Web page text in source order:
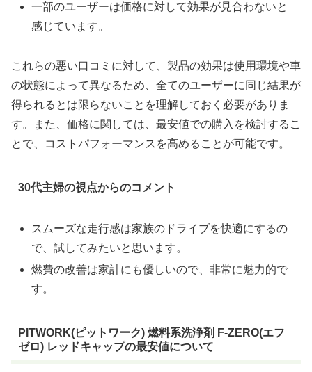
一部のユーザーは価格に対して効果が見合わないと
感じています。
これらの悪い口コミに対して、製品の効果は使用環境や車
の状態によって異なるため、全てのユーザーに同じ結果が
得られるとは限らないことを理解しておく必要がありま
す。また、価格に関しては、最安値での購入を検討するこ
とで、コストパフォーマンスを高めることが可能です。
30代主婦の視点からのコメント
スムーズな走行感は家族のドライブを快適にするの
で、試してみたいと思います。
燃費の改善は家計にも優しいので、非常に魅力的で
す。
PITWORK(ピットワーク) 燃料系洗浄剤 F-ZERO(エフ
ゼロ) レッドキャップの最安値について